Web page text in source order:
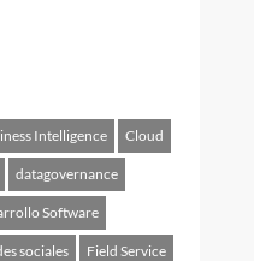
Intelligence Cloud
datagovernance
Software
sociales Field Service